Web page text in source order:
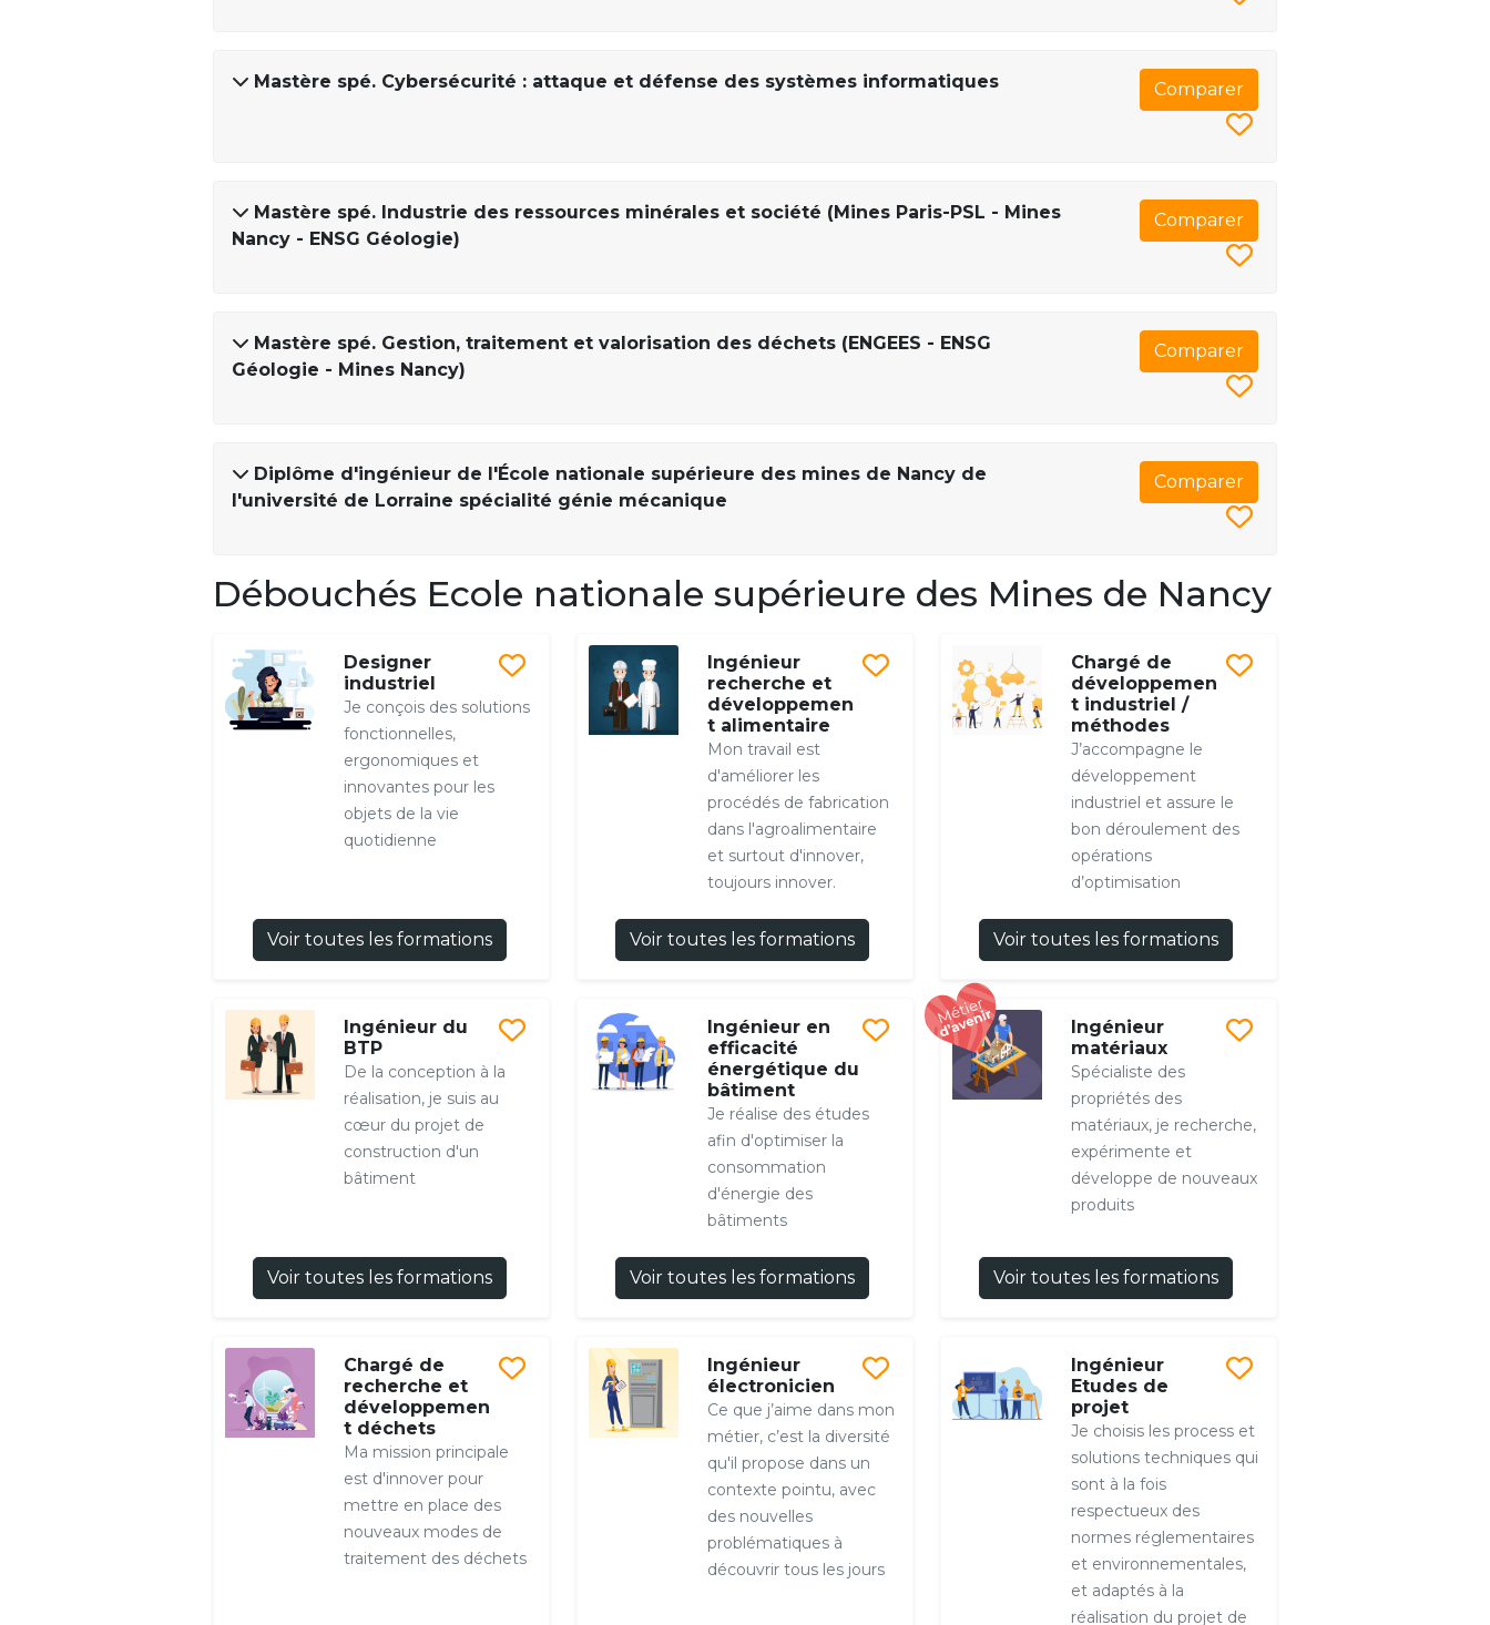
Mastère spé. Cybersécurité : attaque et défense des systèmes informatiques Comparer
Mastère spé. Industrie des ressources minérales et société (Mines Paris-PSL - Mines
Nancy - ENSG Géologie)
Comparer
Mastère spé. Gestion, traitement et valorisation des déchets (ENGEES - ENSG
Géologie - Mines Nancy)
Comparer
Diplôme d'ingénieur de l'École nationale supérieure des mines de Nancy de
l'université de Lorraine spécialité génie mécanique
Comparer
Débouchés Ecole nationale supérieure des Mines de Nancy
Designer
industriel
Je conçois des solutions
fonctionnelles,
ergonomiques et
innovantes pour les
objets de la vie
quotidienne
Voir toutes les formations
Ingénieur
recherche et
développemen
t alimentaire
Mon travail est
d'améliorer les
procédés de fabrication
dans l'agroalimentaire
et surtout d'innover,
toujours innover.
Voir toutes les formations
Chargé de
développemen
t industriel /
méthodes
J’accompagne le
développement
industriel et assure le
bon déroulement des
opérations
d’optimisation
Voir toutes les formations
Ingénieur du
BTP
De la conception à la
réalisation, je suis au
cœur du projet de
construction d'un
bâtiment
Voir toutes les formations
Ingénieur en
efficacité
énergétique du
bâtiment
Je réalise des études
afin d'optimiser la
consommation
d'énergie des
bâtiments
Voir toutes les formations
Ingénieur
matériaux
Spécialiste des
propriétés des
matériaux, je recherche,
expérimente et
développe de nouveaux
produits
Voir toutes les formations
Chargé de
recherche et
développemen
t déchets
Ma mission principale
est d'innover pour
mettre en place des
nouveaux modes de
traitement des déchets
Ingénieur
électronicien
Ce que j’aime dans mon
métier, c’est la diversité
qu'il propose dans un
contexte pointu, avec
des nouvelles
problématiques à
découvrir tous les jours
Ingénieur
Etudes de
projet
Je choisis les process et
solutions techniques qui
sont à la fois
respectueux des
normes réglementaires
et environnementales,
et adaptés à la
réalisation du projet de